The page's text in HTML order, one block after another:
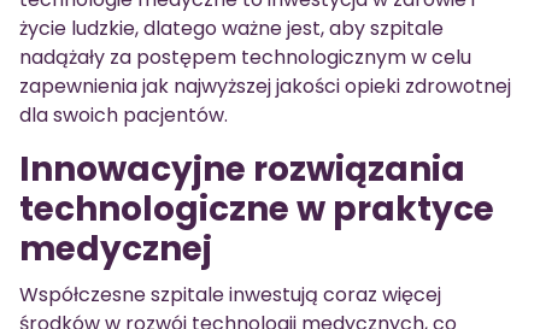
życie ludzkie, dlatego ważne jest, aby szpitale
nadążały za postępem technologicznym w celu
zapewnienia jak najwyższej jakości opieki zdrowotnej
dla swoich pacjentów.
Innowacyjne rozwiązania
technologiczne w praktyce
medycznej
Współczesne szpitale inwestują coraz więcej